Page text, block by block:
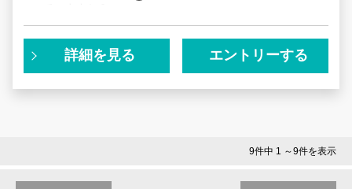
ズバリ、採用されるために今できることは「企業・業界研
究」。
通常アーカイブ配信をしない「業界研究セミナー」を、期
詳細を見る エントリーする
9件中 1 ～9件を表示